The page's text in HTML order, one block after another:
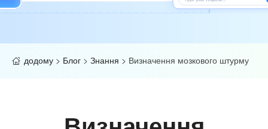
додому > Блог > Знання > Визначення мозкового штурму